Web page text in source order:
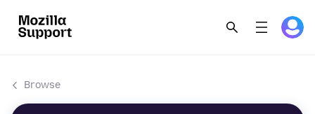
Browse